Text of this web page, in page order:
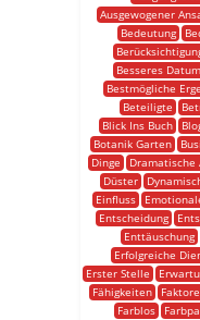
Ausgewogener
Bedeutung
Besseres Datum
Bestmögliche
Beteiligte
Blick Ins Buch
Botanik Garten
Dinge
Dramatische
Düster
Einfluss
Entscheidung
Enttäuschung
Erfolgreiche
Erster Stelle
Fähigkeiten
Farblos